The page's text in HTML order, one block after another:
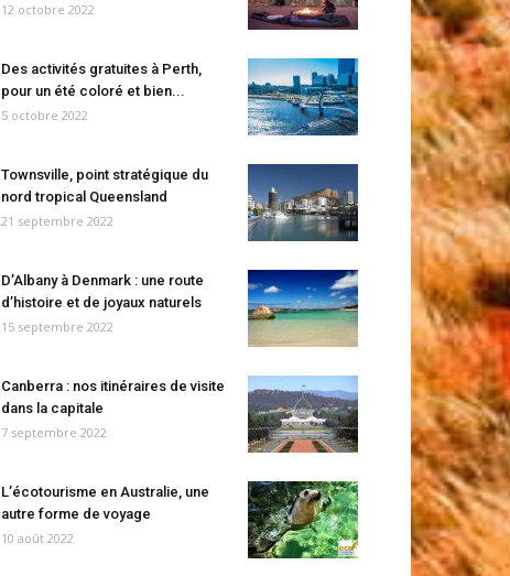
12 octobre 2022
Des activités gratuites à Perth,
pour un été coloré et bien...
5 octobre 2022
Townsville, point stratégique du
nord tropical Queensland
21 septembre 2022
D’Albany à Denmark : une route
d’histoire et de joyaux naturels
15 septembre 2022
Canberra : nos itinéraires de visite
dans la capitale
7 septembre 2022
L’écotourisme en Australie, une
autre forme de voyage
10 août 2022